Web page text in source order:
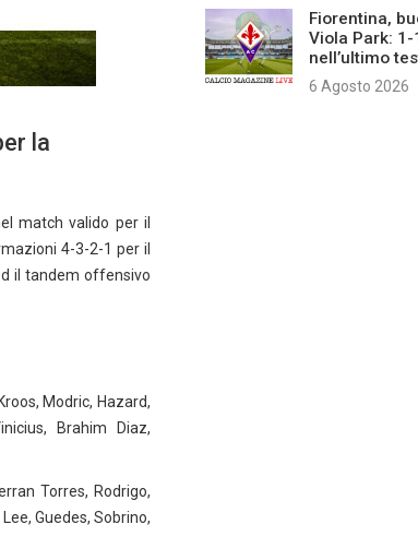
la
match valido per il
4-3-2-1 per il
il tandem offensivo
Modric, Hazard,
Brahim Diaz,
Torres, Rodrigo,
Guedes, Sobrino,
Fiorentina,
Viola Park:
nell’ultimo
6 Agosto 2026